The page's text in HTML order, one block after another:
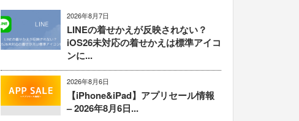
2026年8月7日
LINEの着せかえが反映されない？
iOS26未対応の着せかえは標準アイコ
ンに...
2026年8月6日
【iPhone&iPad】アプリセール情報
– 2026年8月6日...